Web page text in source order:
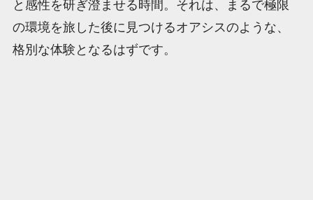
と感性を研ぎ澄ませる時間。それは、まるで極限
の環境を旅した後に見つけるオアシスのような、
格別な体験となるはずです。